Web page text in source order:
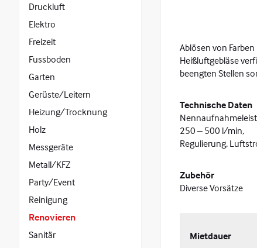
Druckluft
Elektro
Freizeit
Fussboden
Garten
Gerüste/Leitern
Heizung/Trocknung
Holz
Messgeräte
Metall/KFZ
Party/Event
Reinigung
Renovieren
Sanitär
Ablösen von
Heißluftgebläse
beengten Stellen
Technische Daten
250 – 500 l/min,
Regulierung,
Zubehör
Diverse Vorsätze
Mietdauer